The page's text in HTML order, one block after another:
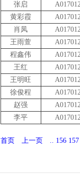
张启
黄彩霞
肖凤
王雨萱
程鑫伟
王红
王明旺
徐俊程
赵强
李平
首页 上一页 .. 156 157